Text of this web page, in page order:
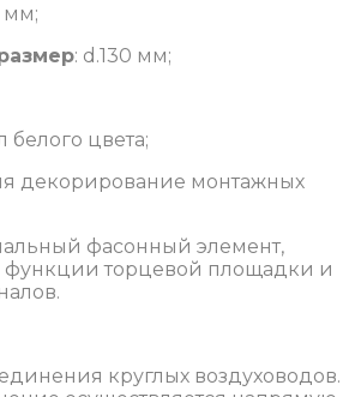
мм;
: d.130 мм;
белого цвета;
декорирование монтажных
фасонный элемент,
торцевой площадки и
круглых воздуховодов.